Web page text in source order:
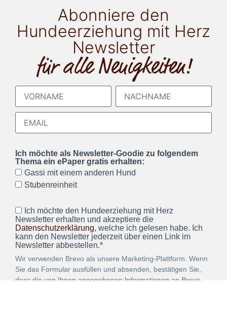
Abonniere den
Hundeerziehung mit Herz
Newsletter
für alle Neuigkeiten!
Ich möchte als Newsletter-Goodie zu folgendem
Thema ein ePaper gratis erhalten:
Gassi mit einem anderen Hund
Stubenreinheit
Ich möchte den Hundeerziehung mit Herz
Newsletter erhalten und akzeptiere die
Datenschutzerklärung, welche ich gelesen habe. Ich
kann den Newsletter jederzeit über einen Link im
Newsletter abbestellen.*
Wir verwenden Brevo als unsere Marketing-Plattform. Wenn
Sie das Formular ausfüllen und absenden, bestätigen Sie,
dass die von Ihnen angegebenen Informationen an Brevo